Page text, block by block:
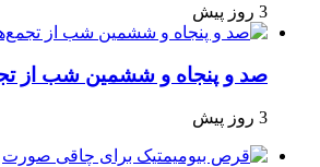
3 روز پیش
صد و پنجاه‌ و ششمین شب از
3 روز پیش